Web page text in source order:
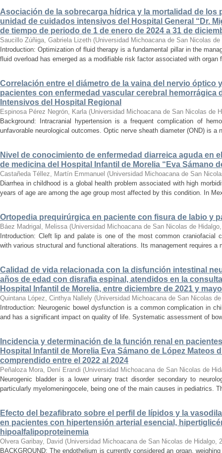
Asociación de la sobrecarga hídrica y la mortalidad de los
unidad de cuidados intensivos del Hospital General “Dr.
de tiempo de periodo de 1 de enero de 2024 a 31 de
Saucillo Zúñiga, Gabriela Lizeth (Universidad Michoacana de San Nicolas de
Introduction: Optimization of fluid therapy is a fundamental pillar in the
fluid overload has emerged as a modifiable risk factor associated with organ
Correlación entre el diámetro de la vaina del nervio óptico
pacientes con enfermedad vascular cerebral hemorrágica
Intensivos del Hospital Regional
Espinosa Pérez Negrón, Karla (Universidad Michoacana de San Nicolas de
Background: Intracranial hypertension is a frequent complication of
unfavorable neurological outcomes. Optic nerve sheath diameter (OND) is a
Nivel de conocimiento de enfermedad diarreica aguda en
de medicina del Hospital Infantil de Morelia “Eva Sámano
Castañeda Téllez, Martín Emmanuel (Universidad Michoacana de San
Diarrhea in childhood is a global health problem associated with high
years of age are among the age group most affected by this condition. In
Ortopedia prequirúrgica en paciente con fisura de labio y
Báez Madrigal, Melissa (Universidad Michoacana de San Nicolas de Hidalgo
Introduction: Cleft lip and palate is one of the most common craniofacial
with various structural and functional alterations. Its management requires a
Calidad de vida relacionada con la disfunción intestinal
años de edad con disrafia espinal, atendidos en la
Hospital Infantil de Morelia, entre diciembre de 2021 y
Quintana López, Cinthya Nallely (Universidad Michoacana de San Nicolas
Introduction: Neurogenic bowel dysfunction is a common complication in
and has a significant impact on quality of life. Systematic assessment of
Incidencia y determinación de la función renal en
Hospital Infantil de Morelia Eva Sámano de López Mateos
comprendido entre el 2022 al 2024
Peñaloza Mora, Dení Erandi (Universidad Michoacana de San Nicolas de
Neurogenic bladder is a lower urinary tract disorder secondary to
particularly myelomeningocele, being one of the main causes in pediatrics.
Efecto del bezafibrato sobre el perfil de lípidos y la
en pacientes con hipertensión arterial esencial,
hipoalfalipoproteinemia
Olvera Garibay, David (Universidad Michoacana de San Nicolas de Hidalgo,
BACKGROUND: The endothelium is currently considered an organ,